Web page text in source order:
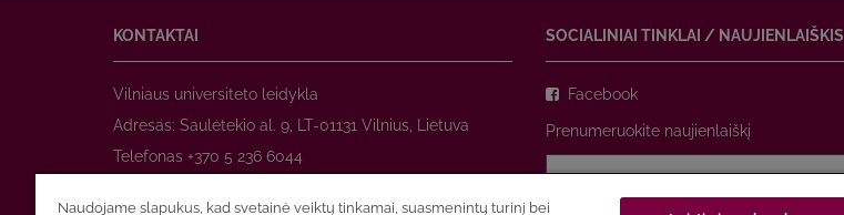
KONTAKTAI
Vilniaus universiteto leidykla
Adresas: Saulėtekio al. 9, LT-01131 Vilnius, Lietuva
Telefonas +370 5 236 6044
SOCIALINIAI TINKLAI / NAUJIENLAIŠKIS
Facebook
Prenumeruokite naujienlaiškį
Naudojame slapukus, kad svetainė veiktų tinkamai, suasmenintų turinį bei